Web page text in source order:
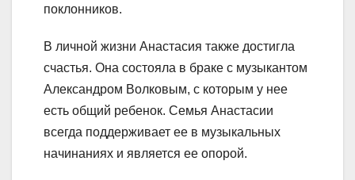
поклонников.
В личной жизни Анастасия также достигла
счастья. Она состояла в браке с музыкантом
Александром Волковым, с которым у нее
есть общий ребенок. Семья Анастасии
всегда поддерживает ее в музыкальных
начинаниях и является ее опорой.